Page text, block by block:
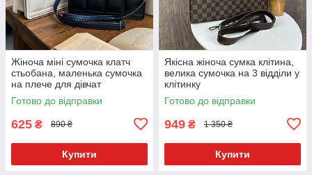
Жіноча міні сумочка клатч
стьобана, маленька сумочка
на плече для дівчат
Готово до відправки
625 ₴ 890 ₴
Купити
Якісна жіноча сумка клітина,
велика сумочка на 3 відділи у
клітинку
Готово до відправки
949 ₴ 1 350 ₴
Купити